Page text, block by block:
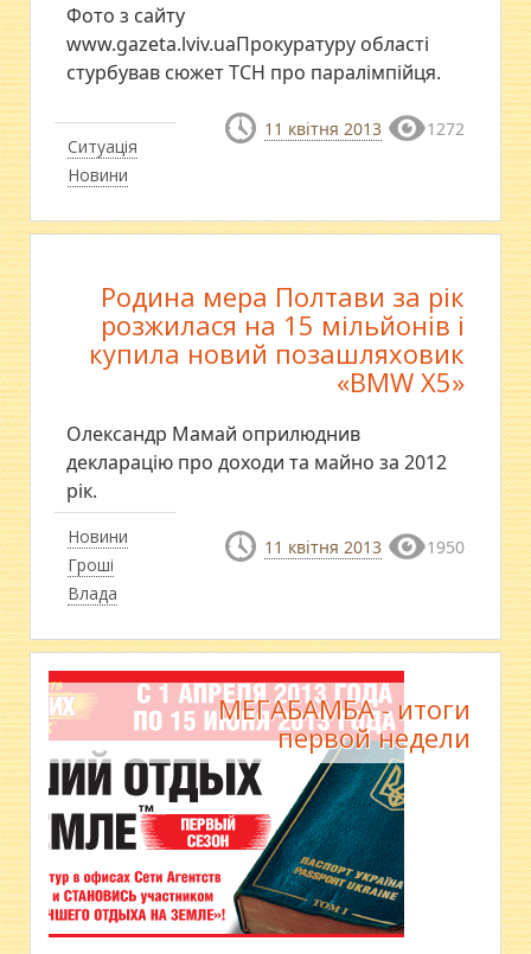
Ситуація
Новини
Фото з сайту
www.gazeta.lviv.uaПрокуратуру області
стурбував сюжет ТСН про паралімпійця.
11 квітня 2013 1272
Новини
Гроші
Влада
Родина мера Полтави за рік
розжилася на 15 мільйонів і
купила новий позашляховик
«BMW X5»
Олександр Мамай оприлюднив
декларацію про доходи та майно за 2012
рік.
11 квітня 2013 1950
МЕГАБАМБА - итоги
первой недели